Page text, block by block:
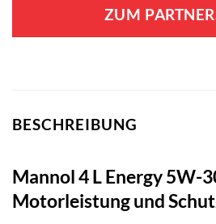
ZUM
BESCHREIBUNG
Mannol 4 L Energy 5W-
Motorleistung und